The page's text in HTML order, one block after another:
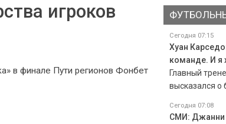
игроков
в финале Пути регионов Фонбет
Сегодня 07:15
Хуан
команде. И я
Главный
высказался о
Сегодня 07:08
СМИ: Джанни